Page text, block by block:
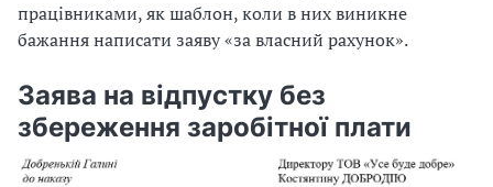
працівниками, як шаблон, коли в них виникне
бажання написати заяву «за власний рахунок».
Заява на відпустку без
збереження заробітної плати